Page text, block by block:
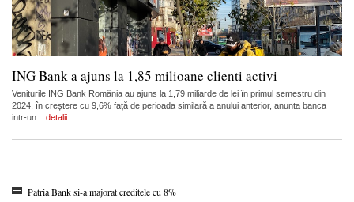
ING Bank a ajuns la 1,85 milioane clienti activi
Veniturile ING Bank România au ajuns la 1,79 miliarde de lei în primul semestru din
2024, în creștere cu 9,6% față de perioada similară a anului anterior, anunta banca
intr-un... detalii
Patria Bank si-a majorat creditele cu 8%